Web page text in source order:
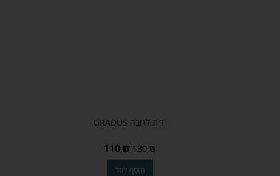
ידית לרובה GRADUS
130 ₪
110 ₪
הוסף לסל